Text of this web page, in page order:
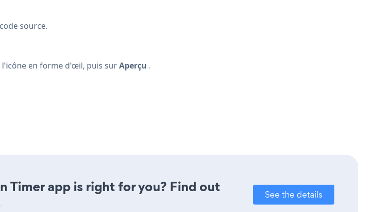
source.
l'icône en forme d'œil, puis surAperçu .
app is right for you? Find out
See the details